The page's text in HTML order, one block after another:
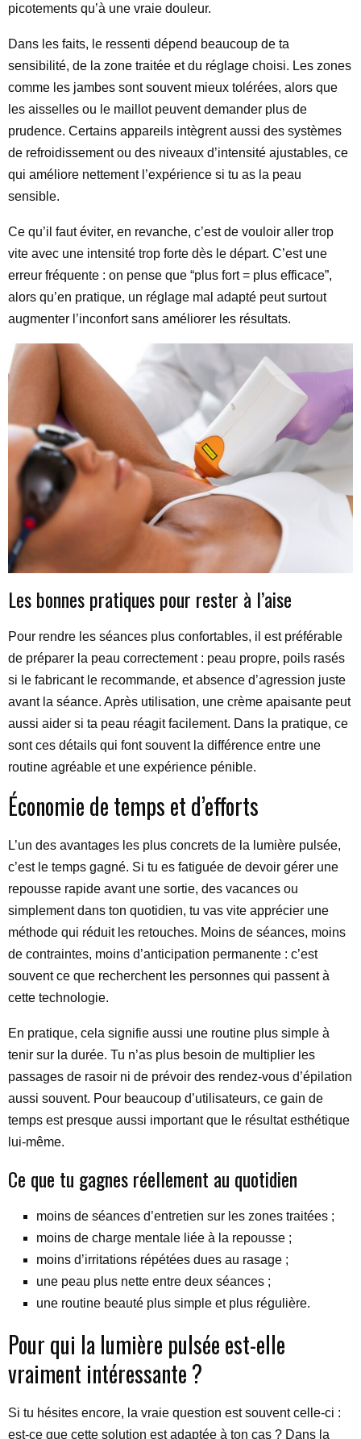
picotements qu’à une vraie douleur.
Dans les faits, le ressenti dépend beaucoup de ta
sensibilité, de la zone traitée et du réglage choisi. Les zones
comme les jambes sont souvent mieux tolérées, alors que
les aisselles ou le maillot peuvent demander plus de
prudence. Certains appareils intègrent aussi des systèmes
de refroidissement ou des niveaux d’intensité ajustables, ce
qui améliore nettement l’expérience si tu as la peau
sensible.
Ce qu’il faut éviter, en revanche, c’est de vouloir aller trop
vite avec une intensité trop forte dès le départ. C’est une
erreur fréquente : on pense que “plus fort = plus efficace”,
alors qu’en pratique, un réglage mal adapté peut surtout
augmenter l’inconfort sans améliorer les résultats.
Les bonnes pratiques pour rester à l’aise
Pour rendre les séances plus confortables, il est préférable
de préparer la peau correctement : peau propre, poils rasés
si le fabricant le recommande, et absence d’agression juste
avant la séance. Après utilisation, une crème apaisante peut
aussi aider si ta peau réagit facilement. Dans la pratique, ce
sont ces détails qui font souvent la différence entre une
routine agréable et une expérience pénible.
Économie de temps et d’efforts
L’un des avantages les plus concrets de la lumière pulsée,
c’est le temps gagné. Si tu es fatiguée de devoir gérer une
repousse rapide avant une sortie, des vacances ou
simplement dans ton quotidien, tu vas vite apprécier une
méthode qui réduit les retouches. Moins de séances, moins
de contraintes, moins d’anticipation permanente : c’est
souvent ce que recherchent les personnes qui passent à
cette technologie.
En pratique, cela signifie aussi une routine plus simple à
tenir sur la durée. Tu n’as plus besoin de multiplier les
passages de rasoir ni de prévoir des rendez-vous d’épilation
aussi souvent. Pour beaucoup d’utilisateurs, ce gain de
temps est presque aussi important que le résultat esthétique
lui-même.
Ce que tu gagnes réellement au quotidien
moins de séances d’entretien sur les zones traitées ;
moins de charge mentale liée à la repousse ;
moins d’irritations répétées dues au rasage ;
une peau plus nette entre deux séances ;
une routine beauté plus simple et plus régulière.
Pour qui la lumière pulsée est-elle
vraiment intéressante ?
Si tu hésites encore, la vraie question est souvent celle-ci :
est-ce que cette solution est adaptée à ton cas ? Dans la